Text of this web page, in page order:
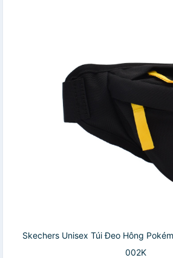
Skechers Unisex Túi Đeo Hông
002K